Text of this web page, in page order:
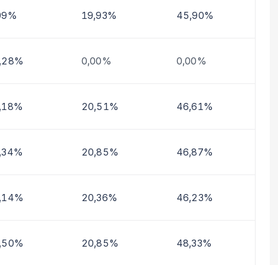
19,93% 45,90%
0,00% 0,00%
20,51% 46,61%
20,85% 46,87%
20,36% 46,23%
20,85% 48,33%